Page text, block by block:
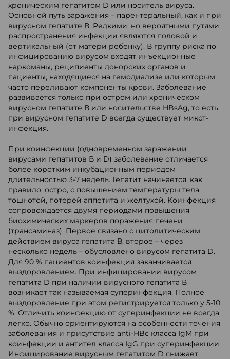
хроническим гепатитом D или носитель вируса.
Основной путь заражения – парентеральный, как и при
вирусном гепатите В. Редкими, но вероятными путями
распространения инфекции являются половой и
вертикальный (от матери ребенку). В группу риска по
инфицированию вирусом входят инъекционные
наркоманы, реципиенты донорских органов и
пациенты, находящиеся на гемодиализе или которым
часто переливают компоненты крови. Заболевание
развивается только при остром или хроническом
вирусном гепатите В или носительстве HBsAg, то есть
при вирусном гепатите D всегда существует микст-
инфекция.
При коинфекции (одновременном заражении
вирусами гепатитов В и D) заболевание отличается
более коротким инкубационным периодом
длительностью 3-7 недель. Гепатит начинается, как
правило, остро, с повышением температуры тела,
тошнотой, потерей аппетита и желтухой. Коинфекция
сопровождается двумя периодами повышения
биохимических маркеров поражения печени
(трансаминаз). Первое связано с цитолитическим
действием вируса гепатита В, второе – через
несколько недель – обусловлено вирусом гепатита D.
Для 90 % пациентов коинфекция заканчивается
выздоровлением. При инфицировании вирусом
гепатита D при наличии вирусного гепатита В
возникает так называемая суперинфекция. Полное
выздоровление при этом регистрируется только у 5-10
%. Отличить коинфекцию от суперинфекции не всегда
легко. Обычно ориентируются на особенности течения
заболевания и присутствие anti-HBc класса IgM при
коинфекции и антител класса IgG при суперинфекции.
Инфицирование вирусным гепатитом D снижает